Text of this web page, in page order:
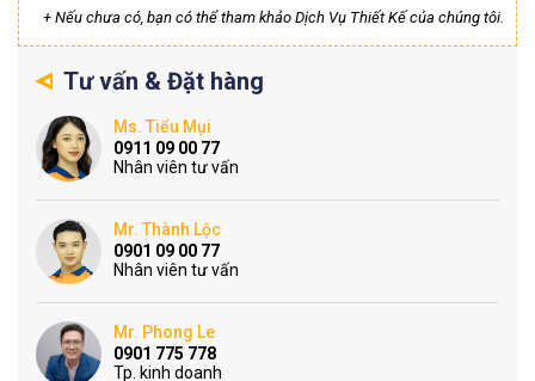
+ Nếu chưa có, bạn có thể tham khảo Dịch Vụ Thiết Kế của chúng tôi.
Tư vấn & Đặt hàng
Ms. Tiểu Mụi
0911 09 00 77
Nhân viên tư vấn
Mr. Thành Lộc
0901 09 00 77
Nhân viên tư vấn
Mr. Phong Le
0901 775 778
Tp. kinh doanh